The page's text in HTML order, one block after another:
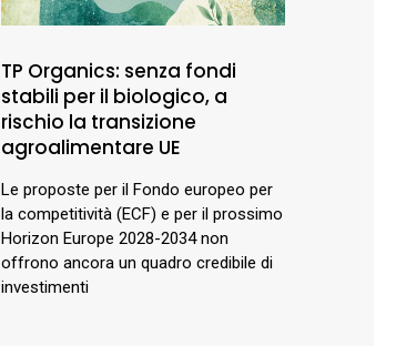
TP Organics: senza fondi
stabili per il biologico, a
rischio la transizione
agroalimentare UE
Le proposte per il Fondo europeo per
la competitività (ECF) e per il prossimo
Horizon Europe 2028-2034 non
offrono ancora un quadro credibile di
investimenti